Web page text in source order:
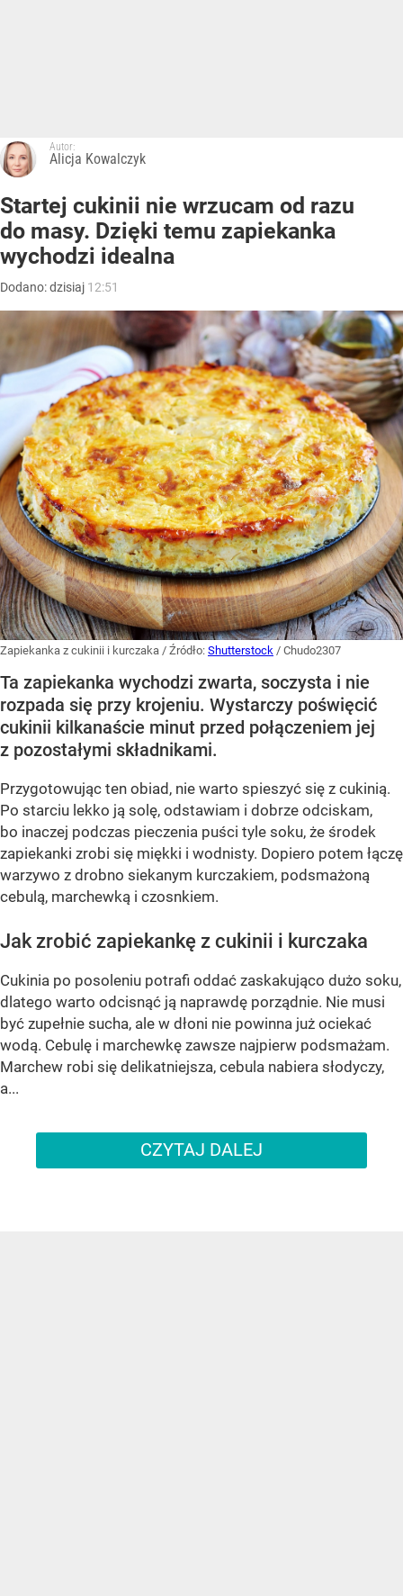
Autor:
Alicja Kowalczyk
Startej cukinii nie wrzucam od razu
do masy. Dzięki temu zapiekanka
wychodzi idealna
Dodano:dzisiaj 12:51
Zapiekanka z cukinii i kurczaka / Źródło: Shutterstock / Chudo2307
Ta zapiekanka wychodzi zwarta, soczysta i nie
rozpada się przy krojeniu. Wystarczy poświęcić
cukinii kilkanaście minut przed połączeniem jej
z pozostałymi składnikami.
Przygotowując ten obiad, nie warto spieszyć się z cukinią.
Po starciu lekko ją solę, odstawiam i dobrze odciskam,
bo inaczej podczas pieczenia puści tyle soku, że środek
zapiekanki zrobi się miękki i wodnisty. Dopiero potem łączę
warzywo z drobno siekanym kurczakiem, podsmażoną
cebulą, marchewką i czosnkiem.
Jak zrobić zapiekankę z cukinii i kurczaka
Cukinia po posoleniu potrafi oddać zaskakująco dużo soku,
dlatego warto odcisnąć ją naprawdę porządnie. Nie musi
być zupełnie sucha, ale w dłoni nie powinna już ociekać
wodą. Cebulę i marchewkę zawsze najpierw podsmażam.
Marchew robi się delikatniejsza, cebula nabiera słodyczy,
a...
CZYTAJ DALEJ